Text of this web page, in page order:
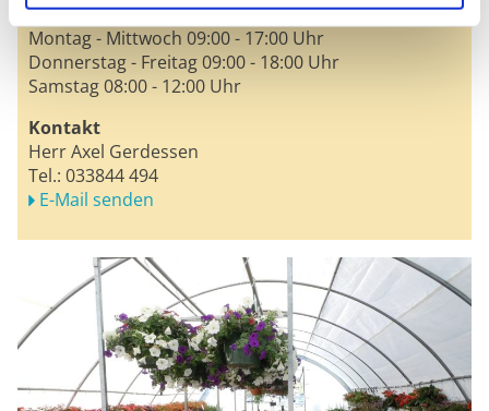
Öffnungszeiten
Montag - Mittwoch 09:00 - 17:00 Uhr
Donnerstag - Freitag 09:00 - 18:00 Uhr
Samstag 08:00 - 12:00 Uhr
Kontakt
Herr Axel Gerdessen
Tel.: 033844 494
E-Mail senden